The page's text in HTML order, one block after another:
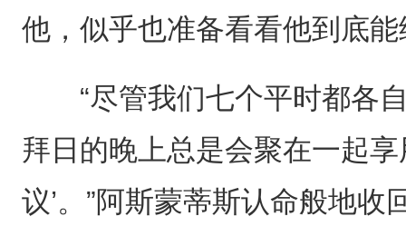
他，似乎也准备看看他到底
“尽管我们七个平时都各自
拜日的晚上总是会聚在一起
议’。”阿斯蒙蒂斯认命般地收